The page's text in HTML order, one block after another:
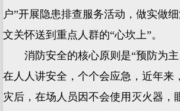
户”开展隐患排查服务活动，做实做
文关怀送到重点人群的“心坎上”。
消防安全的核心原则是“预防为主
在人人讲安全，个个会应急，近年来
灾后，在场人员因不会使用灭火器，